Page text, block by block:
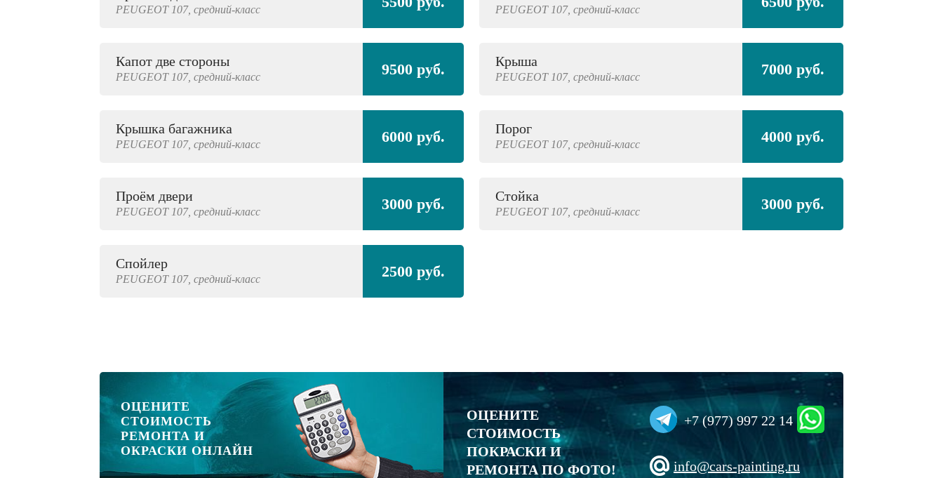
PEUGEOT 107, средний-класс PEUGEOT 107, средний-класс
Капот две стороны
PEUGEOT 107, средний-класс 9500 руб. Крыша
PEUGEOT 107, средний-класс 7000 руб.
Крышка багажника
PEUGEOT 107, средний-класс 6000 руб. Порог
PEUGEOT 107, средний-класс 4000 руб.
Проём двери
PEUGEOT 107, средний-класс 3000 руб. Стойка
PEUGEOT 107, средний-класс 3000 руб.
Спойлер
PEUGEOT 107, средний-класс 2500 руб.
ОЦЕНИТЕ
СТОИМОСТЬ
РЕМОНТА И
ОКРАСКИ ОНЛАЙН
ОЦЕНИТЕ
СТОИМОСТЬ
ПОКРАСКИ И
РЕМОНТА ПО ФОТО!
+7 (977) 997 22 14
info@cars-painting.ru